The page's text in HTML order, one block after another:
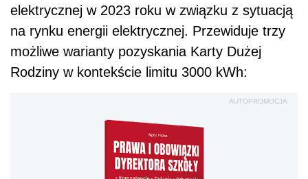
elektrycznej w 2023 roku w związku z sytuacją
na rynku energii elektrycznej. Przewiduje trzy
możliwe warianty pozyskania Karty Dużej
Rodziny w kontekście limitu 3000 kWh:
AUTOPROMOCJA